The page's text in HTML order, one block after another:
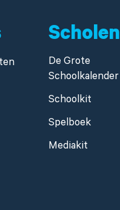
Scholen
De Grote
Schoolkalender
Schoolkit
Spelboek
Mediakit